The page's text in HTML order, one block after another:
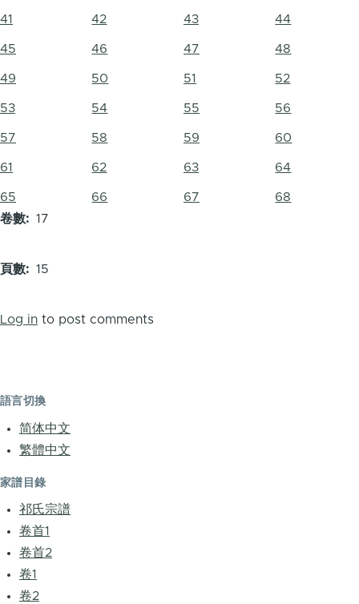
41 42 43 44
45 46 47 48
49 50 51 52
53 54 55 56
57 58 59 60
61 62 63 64
65 66 67
68
卷數
17
頁數 15
Log in to post comments
語言切換
简体中文
繁體中文
家譜目錄
祁氏宗譜
卷首1
卷首2
卷1
卷2